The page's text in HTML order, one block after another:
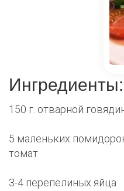
Ингредиенты:
150 г. отварной
5 маленьких
томат
3-4 перепелиных яйца